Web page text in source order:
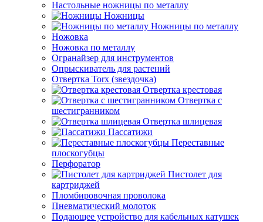
Настольные ножницы по металлу
Ножницы
Ножницы по металлу
Ножовка
Ножовка по металлу
Огранайзер для инструментов
Опрыскиватель для растений
Отвертка Torx (звездочка)
Отвертка крестовая
Отвертка с
шестигранником
Отвертка шлицевая
Пассатижи
Переставные
плоскогубцы
Перфоратор
Пистолет для
картриджей
Пломбировочная проволока
Пневматический молоток
Подающее устройство для кабельных катушек